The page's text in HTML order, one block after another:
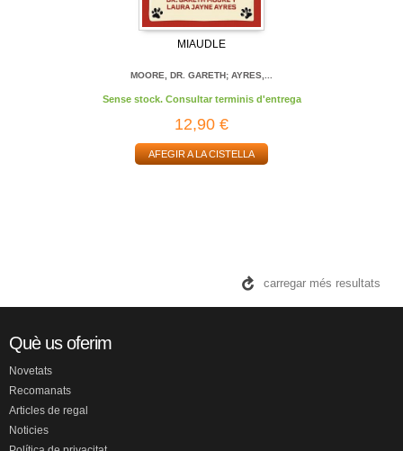
MIAUDLE
MOORE, DR. GARETH; AYRES,...
Sense stock. Consultar terminis d'entrega
12,90 €
AFEGIR A LA CISTELLA
carregar més resultats
Què us oferim
Novetats
Recomanats
Articles de regal
Noticies